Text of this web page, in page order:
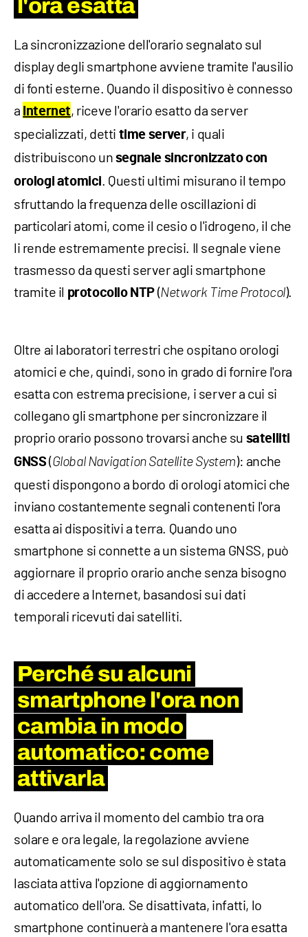
l'ora esatta
La sincronizzazione dell'orario segnalato sul
display degli smartphone avviene tramite l'ausilio
di fonti esterne. Quando il dispositivo è connesso
a Internet, riceve l'orario esatto da server
specializzati, detti time server, i quali
distribuiscono un segnale sincronizzato con
orologi atomici. Questi ultimi misurano il tempo
sfruttando la frequenza delle oscillazioni di
particolari atomi, come il cesio o l'idrogeno, il che
li rende estremamente precisi. Il segnale viene
trasmesso da questi server agli smartphone
tramite il protocollo NTP (Network Time Protocol).
Oltre ai laboratori terrestri che ospitano orologi
atomici e che, quindi, sono in grado di fornire l'ora
esatta con estrema precisione, i server a cui si
collegano gli smartphone per sincronizzare il
proprio orario possono trovarsi anche su satelliti
GNSS(Global Navigation Satellite System): anche
questi dispongono a bordo di orologi atomici che
inviano costantemente segnali contenenti l'ora
esatta ai dispositivi a terra. Quando uno
smartphone si connette a un sistema GNSS, può
aggiornare il proprio orario anche senza bisogno
di accedere a Internet, basandosi sui dati
temporali ricevuti dai satelliti.
Perché su alcuni
smartphone l'ora non
cambia in modo
automatico: come
attivarla
Quando arriva il momento del cambio tra ora
solare e ora legale, la regolazione avviene
automaticamente solo se sul dispositivo è stata
lasciata attiva l'opzione di aggiornamento
automatico dell'ora. Se disattivata, infatti, lo
smartphone continuerà a mantenere l'ora esatta